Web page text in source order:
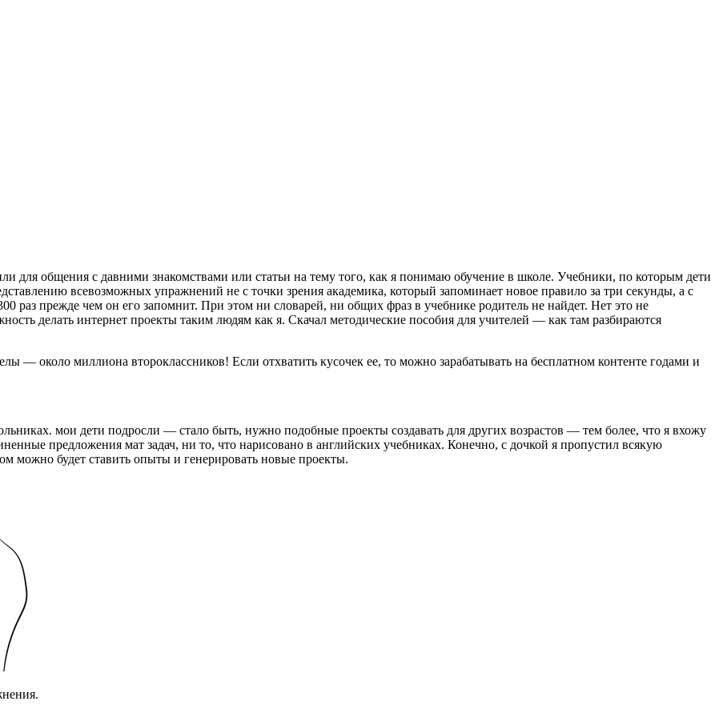
для общения с давними знакомствами или статьи на тему того, как я понимаю обучение в школе. Учебники, по которым дети
всевозможных упражнений не с точки зрения академика, который запоминает новое правило за три секунды, а с
раз прежде чем он его запомнит. При этом ни словарей, ни общих фраз в учебнике родитель не найдет. Нет это не
делать интернет проекты таким людям как я. Скачал методические пособия для учителей — как там разбираются
— около миллиона второклассников! Если отхватить кусочек ее, то можно зарабатывать на бесплатном контенте годами и
мои дети подросли — стало быть, нужно подобные проекты создавать для других возрастов — тем более, что я вхожу
предложения мат задач, ни то, что нарисовано в английских учебниках. Конечно, с дочкой я пропустил всякую
можно будет ставить опыты и генерировать новые проекты.